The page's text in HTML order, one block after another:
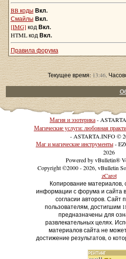
BB коды Вкл.
Смайлы Вкл.
[IMG] код Вкл.
HTML код Вкл.
Правила форума
Текущее время:13:46.
Магия и эзотерика-
Магические услуги: любовная
- ASTARTA.INFO ©
Маг и магические инструменты-
2026
Powered by vBulletin®
Copyright ©2000 - 2026, vBulletin
zCarot
Копирование материалов,
информации с форума и сайта
согласии авторов. Сайт
пользователям, достигшим
предназначены для
развлекательных целях.
материалов сайта не
достижение результатов, о